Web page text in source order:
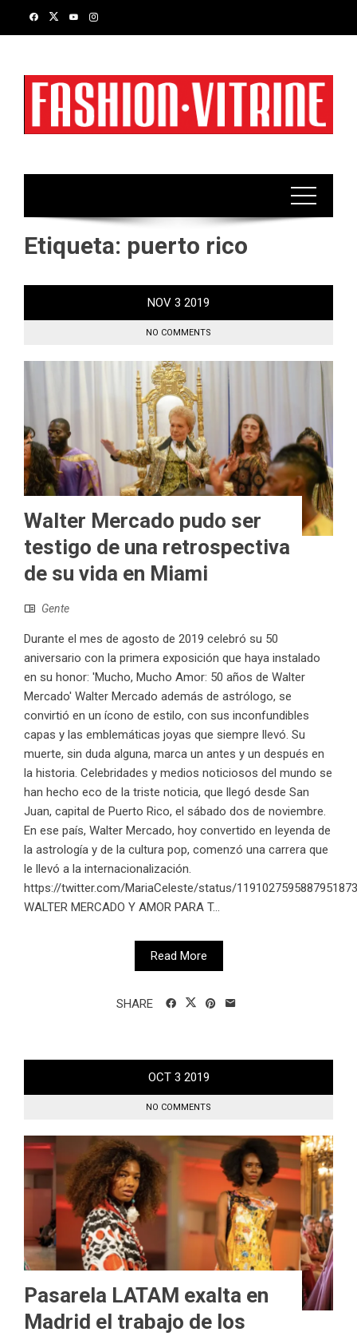
Etiqueta: puerto rico
NOV 3 2019
NO COMMENTS
Walter Mercado pudo ser
testigo de una retrospectiva
de su vida en Miami
Gente
Durante el mes de agosto de 2019 celebró su 50
aniversario con la primera exposición que haya instalado
en su honor: 'Mucho, Mucho Amor: 50 años de Walter
Mercado' Walter Mercado además de astrólogo, se
convirtió en un ícono de estilo, con sus inconfundibles
capas y las emblemáticas joyas que siempre llevó. Su
muerte, sin duda alguna, marca un antes y un después en
la historia. Celebridades y medios noticiosos del mundo se
han hecho eco de la triste noticia, que llegó desde San
Juan, capital de Puerto Rico, el sábado dos de noviembre.
En ese país, Walter Mercado, hoy convertido en leyenda de
la astrología y de la cultura pop, comenzó una carrera que
le llevó a la internacionalización.
https://twitter.com/MariaCeleste/status/1191027595887951873
WALTER MERCADO Y AMOR PARA T...
Read More
SHARE
OCT 3 2019
NO COMMENTS
Pasarela LATAM exalta en
Madrid el trabajo de los